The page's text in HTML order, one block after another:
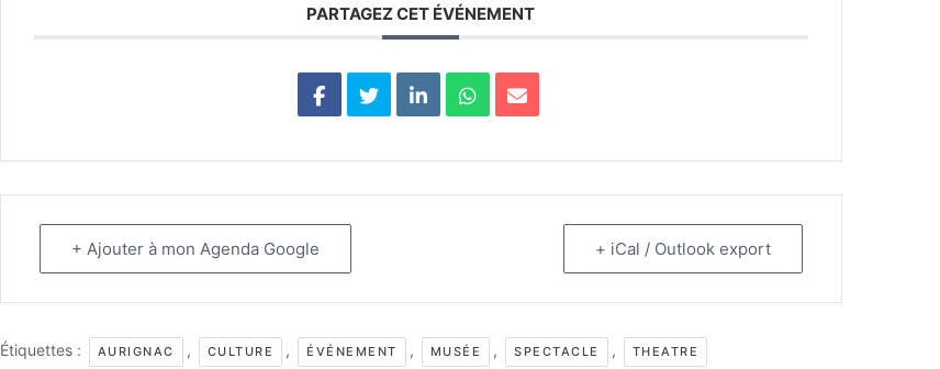
PARTAGEZ CET ÉVÉNEMENT
+ Ajouter à mon Agenda Google + iCal / Outlook export
Étiquettes : AURIGNAC , CULTURE , ÉVÉNEMENT , MUSÉE , SPECTACLE , THEATRE